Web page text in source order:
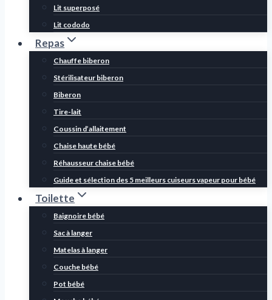
Lit superposé
Lit cododo
Repas
Chauffe biberon
Stérilisateur biberon
Biberon
Tire-lait
Coussin d’allaitement
Chaise haute bébé
Réhausseur chaise bébé
Guide et sélection des 5 meilleurs cuiseurs vapeur pour bébé
Toilette
Baignoire bébé
Sac à langer
Matelas à langer
Couche bébé
Pot bébé